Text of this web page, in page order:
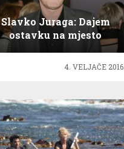
Slavko Juraga: Dajem
ostavku na mjesto
predsjednika HDDU- a
4. VELJAČE 2016.